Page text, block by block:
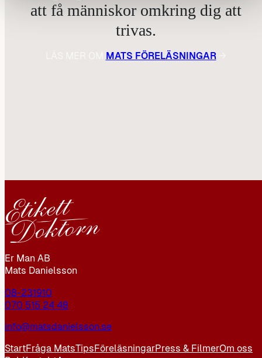
att få människor omkring dig att
trivas.
MATS FÖRELÄSNINGAR→
Er Man AB
Mats Danielsson
08-231910
070 515 24 48
info@matsdanielsson.se
StartFråga MatsTipsFöreläsningarPress & FilmerOm oss